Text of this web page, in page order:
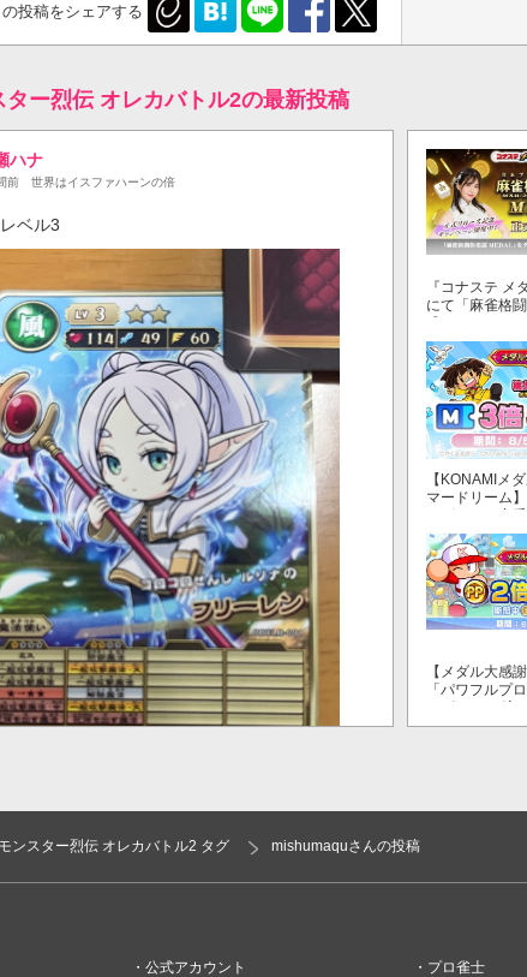
の投稿をシェアする
ター烈伝 オレカバトル2の最新投稿
ハナ
前 世界はイスファハーンの倍
ベル3
『コナステ メ
にて「麻雀格
【KONAMIメ
マードリーム
数が3倍！
【メダル大感
「パワフルプ
が2倍！
モンスター烈伝 オレカバトル2 タグ mishumaquさんの投稿
公式アカウント プロ雀士